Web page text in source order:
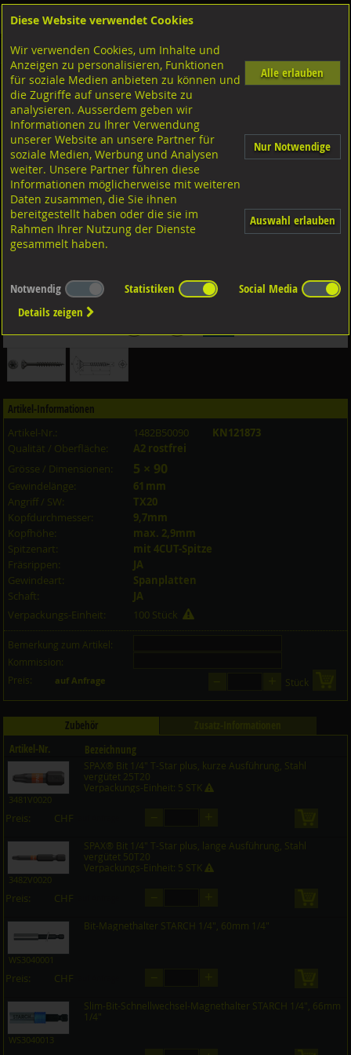
Shop SPAX Universalschrauben Senk-Spanplattenschrauben mit Schaft mit Torx
SPAX®Senk-Spanplattenschrauben mit TX mit Schaft,
A2 rostfrei 5x90/61
Artikel-Informationen
Artikel-Nr.:
1482B50090
KN121873
Qualität / Oberfläche:
A2 rostfrei
Grösse / Dimensionen:
5 × 90
Gewindelänge:
61 mm
Angriff / SW:
TX20
Kopfdurchmesser:
9,7mm
Kopfhöhe:
max. 2,9mm
Spitzenart:
mit 4CUT-Spitze
Fräsrippen:
JA
Gewindeart:
Spanplatten
Schaft:
JA
Verpackungs-Einheit:
100 Stück
Bemerkung zum Artikel:
Kommission:
Preis:
auf Anfrage Stück
Zubehör
Artikel-Nr.
Bezeichnung
Preis CHF
Menge
3481V0020
SPAX® Bit 1/4" T-Star plus, kurze Ausführung, Stahl
vergütet 25T20
Verpackungs-Einheit: 5 STK
Preis: CHF
3482V0020
SPAX® Bit 1/4" T-Star plus, lange Ausführung, Stahl
vergütet 50T20
Verpackungs-Einheit: 5 STK
Preis: CHF
WS3040001
Bit-Magnethalter STARCH 1/4", 60mm 1/4"
Preis: CHF
WS3040013
Slim-Bit-Schnellwechsel-Magnethalter STARCH 1/4", 66mm
1/4"
Diese Website verwendet Cookies
Wir verwenden Cookies, um Inhalte und
Anzeigen zu personalisieren, Funktionen
für soziale Medien anbieten zu können und
die Zugriffe auf unsere Website zu
analysieren. Ausserdem geben wir
Informationen zu Ihrer Verwendung
unserer Website an unsere Partner für
soziale Medien, Werbung und Analysen
weiter. Unsere Partner führen diese
Informationen möglicherweise mit weiteren
Daten zusammen, die Sie ihnen
bereitgestellt haben oder die sie im
Rahmen Ihrer Nutzung der Dienste
gesammelt haben.
Alle erlauben
Nur Notwendige
Auswahl erlauben
Notwendig Statistiken
Social Media
Details zeigen